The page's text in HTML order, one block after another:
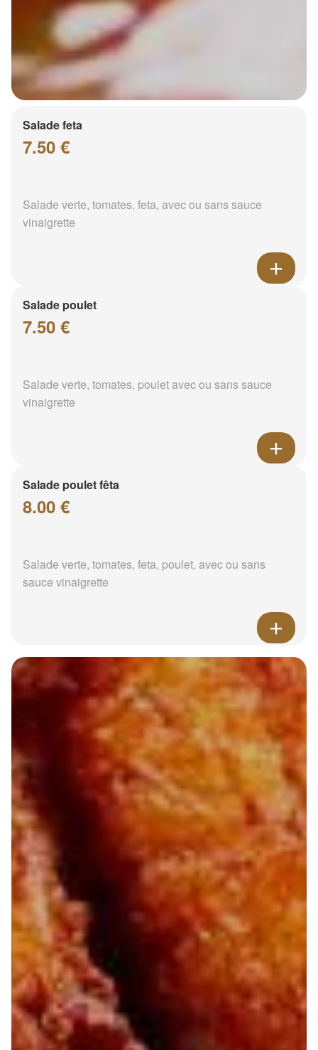
Salade feta
7.50 €
Salade verte, tomates, feta, avec ou sans sauce
vinaigrette
Salade poulet
7.50 €
Salade verte, tomates, poulet avec ou sans sauce
vinaigrette
Salade poulet fêta
8.00 €
Salade verte, tomates, feta, poulet, avec ou sans
sauce vinaigrette